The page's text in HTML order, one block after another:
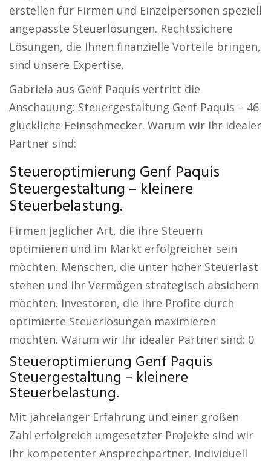
erstellen für Firmen und Einzelpersonen speziell
angepasste Steuerlösungen. Rechtssichere
Lösungen, die Ihnen finanzielle Vorteile bringen,
sind unsere Expertise.
Gabriela aus Genf Paquis vertritt die
Anschauung: Steuergestaltung Genf Paquis – 46
glückliche Feinschmecker. Warum wir Ihr idealer
Partner sind:
Steueroptimierung Genf Paquis
Steuergestaltung – kleinere
Steuerbelastung.
Firmen jeglicher Art, die ihre Steuern
optimieren und im Markt erfolgreicher sein
möchten. Menschen, die unter hoher Steuerlast
stehen und ihr Vermögen strategisch absichern
möchten. Investoren, die ihre Profite durch
optimierte Steuerlösungen maximieren
möchten. Warum wir Ihr idealer Partner sind: 0
Steueroptimierung Genf Paquis
Steuergestaltung – kleinere
Steuerbelastung.
Mit jahrelanger Erfahrung und einer großen
Zahl erfolgreich umgesetzter Projekte sind wir
Ihr kompetenter Ansprechpartner. Individuell